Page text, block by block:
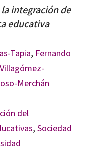
integración de
educativa
Tapia, Fernando
Merchán
del
, Sociedad